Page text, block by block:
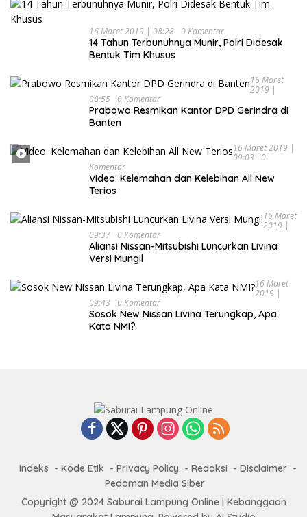
16 Maret 2019 | 08:28 0 Komentar
14 Tahun Terbunuhnya Munir, Polri Didesak
Bentuk Tim Khusus
16 Maret
2019 |
08:55 0 Komentar
Prabowo Resmikan Kantor DPD Gerindra di
Banten
16 Maret 2019 |
09:03
0
Komentar
Video: Kelemahan dan Kelebihan All New
Terios
16 Maret
2019 |
09:37 0 Komentar
Aliansi Nissan-Mitsubishi Luncurkan Livina
Versi Mungil
16 Maret
2019 |
09:43
0 Komentar
Sosok New Nissan Livina Terungkap, Apa
Kata NMI?
Indeks Kode Etik Privacy Policy Redaksi
Disclaimer
Pedoman Media Siber
Copyright @ 2024 Saburai Lampung Online | Kebanggaan